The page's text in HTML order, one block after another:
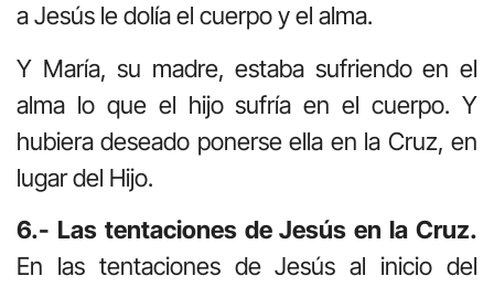
a Jesús le dolía el cuerpo y el alma.
Y María, su madre, estaba sufriendo en el
alma lo que el hijo sufría en el cuerpo. Y
hubiera deseado ponerse ella en la Cruz, en
lugar del Hijo.
6.- Las tentaciones de Jesús en la Cruz.
En las tentaciones de Jesús al inicio del